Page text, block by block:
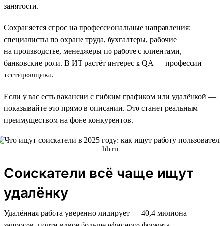
занятости.
Сохраняется спрос на профессиональные направления:
специалисты по охране труда, бухгалтеры, рабочие
на производстве, менеджеры по работе с клиентами,
банковские роли. В ИТ растёт интерес к QA — профессии
тестировщика.
Если у вас есть вакансии с гибким графиком или удалёнкой —
показывайте это прямо в описании. Это станет реальным
преимуществом на фоне конкурентов.
Соискатели всё чаще ищут
удалёнку
Удалённая работа уверенно лидирует — 40,4 милиона